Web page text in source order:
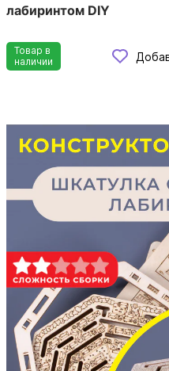
лабиринтом DIY
Товар в
наличии